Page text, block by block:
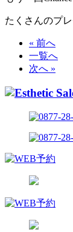
たくさんのプ
« 前へ
一覧へ
次へ »